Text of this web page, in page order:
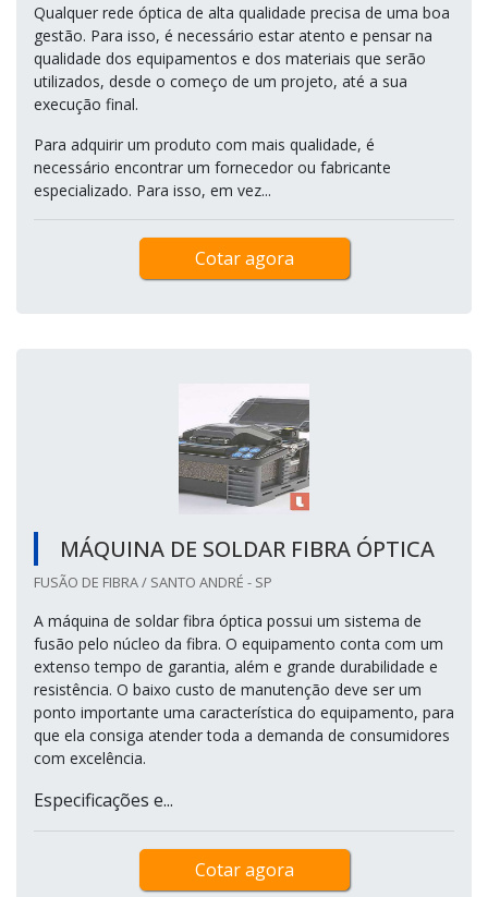
Qualquer rede óptica de alta qualidade precisa de uma boa
gestão. Para isso, é necessário estar atento e pensar na
qualidade dos equipamentos e dos materiais que serão
utilizados, desde o começo de um projeto, até a sua
execução final.
Para adquirir um produto com mais qualidade, é
necessário encontrar um fornecedor ou fabricante
especializado. Para isso, em vez...
Cotar agora
MÁQUINA DE SOLDAR FIBRA ÓPTICA
FUSÃO DE FIBRA / SANTO ANDRÉ - SP
A máquina de soldar fibra óptica possui um sistema de
fusão pelo núcleo da fibra. O equipamento conta com um
extenso tempo de garantia, além e grande durabilidade e
resistência. O baixo custo de manutenção deve ser um
ponto importante uma característica do equipamento, para
que ela consiga atender toda a demanda de consumidores
com excelência.
Especificações e...
Cotar agora